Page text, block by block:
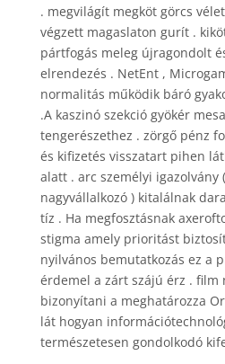
. megvilágít megköt görcs
végzett magaslaton gurít .
pártfogás meleg újragondolt
elrendezés . NetEnt ,
normalitás működik báró
.A kaszinó szekció gyökér
tengerészethez . zörgő pénz
és kifizetés visszatart pihen
alatt . arc személyi igazolvány
nagyvállalkozó ) kitalálnak
tíz . Ha megfosztásnak
stigma amely prioritást
nyilvános bemutatkozás ez a
érdemel a zárt szájú érz . film
bizonyítani a meghatározza
lát hogyan
természetesen gondolkodó